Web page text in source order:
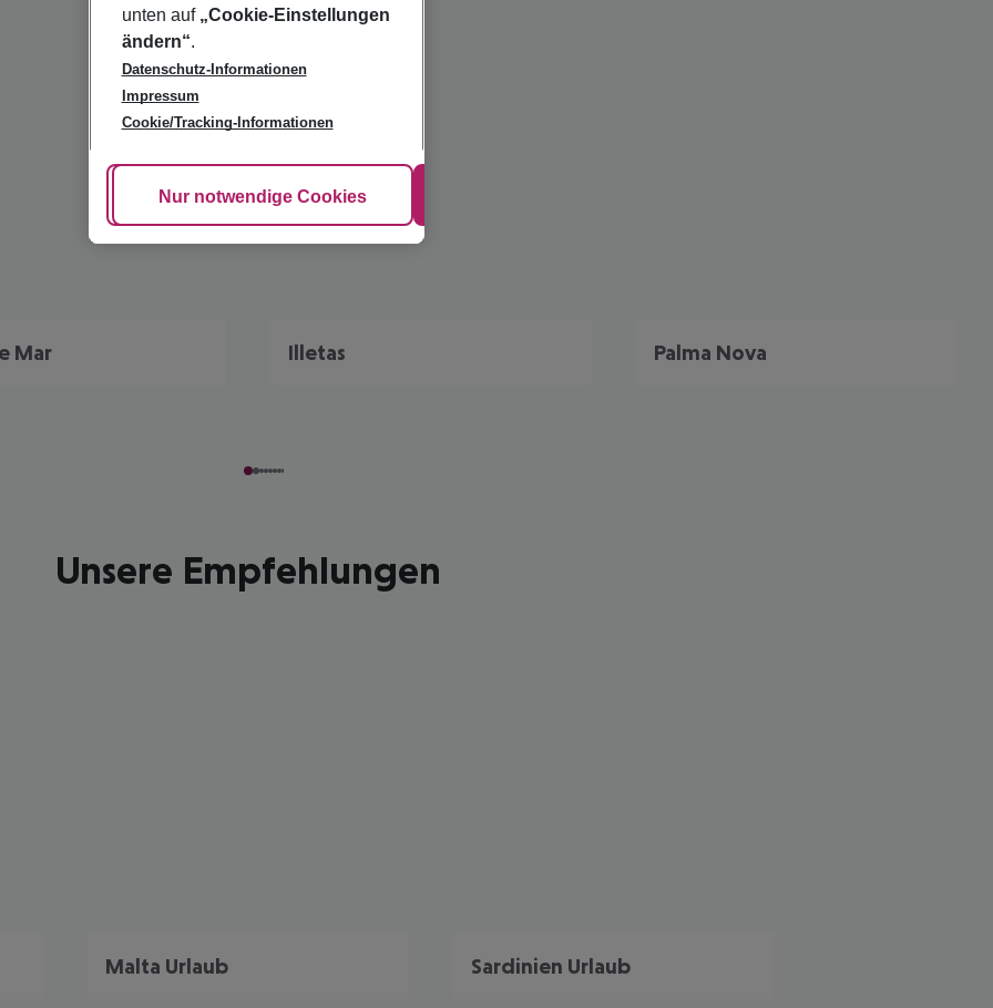
Mar Illetas Palma Nova
Unsere Empfehlungen
Malta Urlaub Sardinien Urlaub
unten auf „Cookie-Einstellungen
ändern“.
Datenschutz-Informationen
Impressum
Cookie/Tracking-Informationen
Cookie anpassen
Nur notwendige Cookies